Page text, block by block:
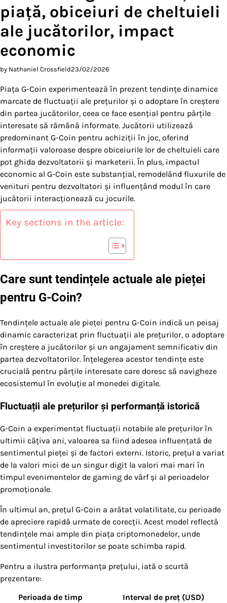
piață, obiceiuri de cheltuieli
ale jucătorilor, impact
economic
by Nathaniel Crossfield23/02/2026
Piața G-Coin experimentează în prezent tendințe dinamice
marcate de fluctuații ale prețurilor și o adoptare în creștere
din partea jucătorilor, ceea ce face esențial pentru părțile
interesate să rămână informate. Jucătorii utilizează
predominant G-Coin pentru achiziții în joc, oferind
informații valoroase despre obiceiurile lor de cheltuieli care
pot ghida dezvoltatorii și marketerii. În plus, impactul
economic al G-Coin este substanțial, remodelând fluxurile de
venituri pentru dezvoltatori și influențând modul în care
jucătorii interacționează cu jocurile.
Key sections in the article:
Care sunt tendințele actuale ale pieței
pentru G-Coin?
Tendințele actuale ale pieței pentru G-Coin indică un peisaj
dinamic caracterizat prin fluctuații ale prețurilor, o adoptare
în creștere a jucătorilor și un angajament semnificativ din
partea dezvoltatorilor. Înțelegerea acestor tendințe este
crucială pentru părțile interesate care doresc să navigheze
ecosistemul în evoluție al monedei digitale.
Fluctuații ale prețurilor și performanță istorică
G-Coin a experimentat fluctuații notabile ale prețurilor în
ultimii câțiva ani, valoarea sa fiind adesea influențată de
sentimentul pieței și de factori externi. Istoric, prețul a variat
de la valori mici de un singur digit la valori mai mari în
timpul evenimentelor de gaming de vârf și al perioadelor
promoționale.
În ultimul an, prețul G-Coin a arătat volatilitate, cu perioade
de apreciere rapidă urmate de corecții. Acest model reflectă
tendințele mai ample din piața criptomonedelor, unde
sentimentul investitorilor se poate schimba rapid.
Pentru a ilustra performanța prețului, iată o scurtă
prezentare:
Perioada de timp
Interval de preț (USD)